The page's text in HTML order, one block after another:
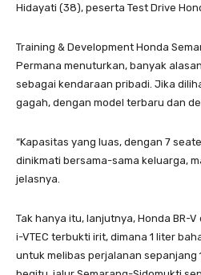
Hidayati (38), peserta Test Drive
Training & Development Honda
Permana menuturkan, banyak
sebagai kendaraan pribadi. Jika
gagah, dengan model terbaru dan
“Kapasitas yang luas, dengan 7
dinikmati bersama-sama keluarga,
jelasnya.
Tak hanya itu, lanjutnya, Honda BR-
i-VTEC terbukti irit, dimana 1 liter
untuk melibas perjalanan sepanjang